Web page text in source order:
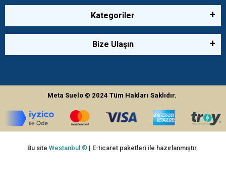
Kategoriler
Bize Ulaşın
Meta Suelo © 2024Tüm Hakları Saklıdır.
Bu siteWestanbul ® | E-ticaret paketleri ile hazırlanmıştır.